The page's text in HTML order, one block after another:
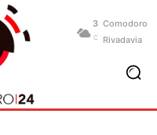
3
C
Comodoro
Rivadavia